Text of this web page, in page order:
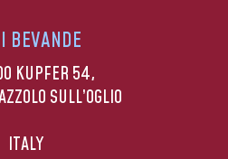
BEVANDE
KUPFER 54,
SULL’OGLIO
ITALY